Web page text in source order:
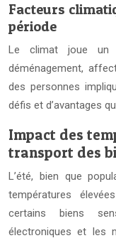
Facteurs
période
Le climat joue un
déménagement,
des personnes
défis et d’avantages
Impact des
transport des
L’été, bien que
températures
certains biens
électroniques et les